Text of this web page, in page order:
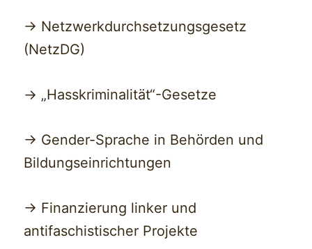
-> Netzwerkdurchsetzungsgesetz
(NetzDG)
-> „Hasskriminalität“-Gesetze
-> Gender-Sprache in Behörden und
Bildungseinrichtungen
-> Finanzierung linker und
antifaschistischer Projekte